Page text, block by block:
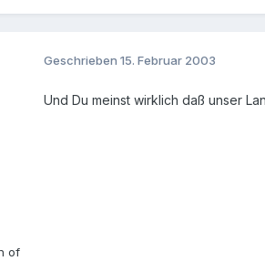
of
Geschrieben 15. Februar 2003
Und Du meinst wirklich daß unser